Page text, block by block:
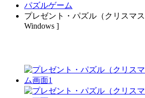
パズルゲーム
プレゼント・パズル（クリスマ
Windows ]